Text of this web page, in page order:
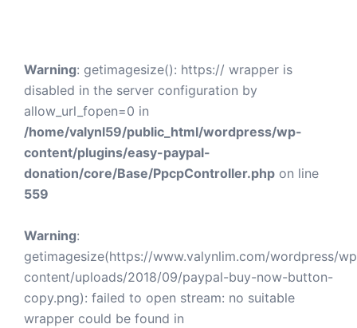
Warning: getimagesize(): https:// wrapper is
disabled in the server configuration by
allow_url_fopen=0 in
/home/valynl59/public_html/wordpress/wp-
content/plugins/easy-paypal-
donation/core/Base/PpcpController.php on line
559
Warning:
getimagesize(https://www.valynlim.com/wordpress/
content/uploads/2018/09/paypal-buy-now-button-
copy.png): failed to open stream: no suitable
wrapper could be found in